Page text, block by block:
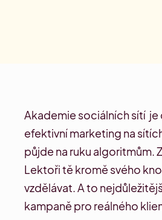
Akademie sociálních sítí
efektivní marketing na
půjde na ruku algoritmům.
Lektoři tě kromě svého
vzdělávat. A to
kampaně pro reálného